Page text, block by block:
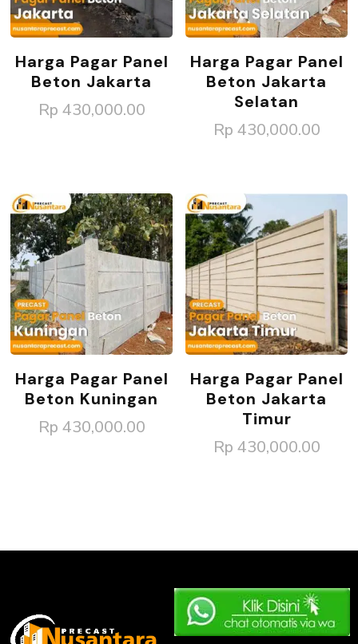
Harga Pagar Panel
Beton Jakarta
Rp 430,000.00
Harga Pagar Panel
Beton Jakarta
Selatan
Rp 430,000.00
Harga Pagar Panel
Beton Kuningan
Rp 430,000.00
Harga Pagar Panel
Beton Jakarta
Timur
Rp 430,000.00